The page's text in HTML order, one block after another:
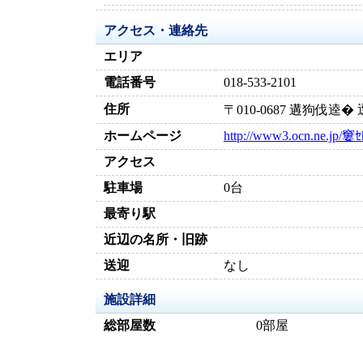
アクセス・連絡先
エリア
電話番号
018-533-2101
住所
〒010-0687 遘狗伐逵�
ホームページ
http://www3.ocn.ne.jp/窶
アクセス
駐車場
0台
最寄り駅
近辺の名所・旧跡
送迎
なし
施設詳細
総部屋数
0部屋